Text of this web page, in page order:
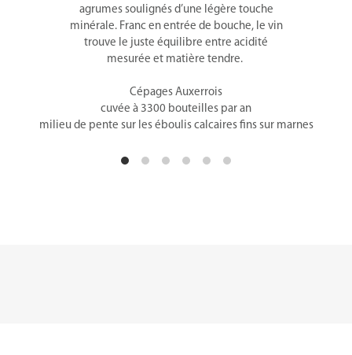
agrumes soulignés d’une légère touche
minérale. Franc en entrée de bouche, le vin
trouve le juste équilibre entre acidité
mesurée et matière tendre.
Cépages Auxerrois
cuvée à 3300 bouteilles par an
milieu de pente sur les éboulis calcaires fins sur marnes